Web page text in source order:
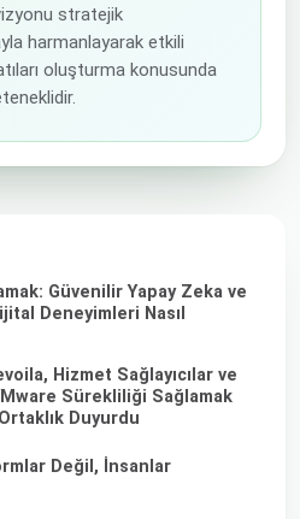
stratejik
harmanlayarak etkili
oluşturma konusunda
Güvenilir Yapay Zeka ve
Deneyimleri Nasıl
Hizmet Sağlayıcılar ve
Sürekliliği Sağlamak
Duyurdu
Değil, İnsanlar